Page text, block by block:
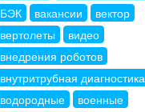
БЭК
вакансии
вектор
вертолеты
видео
внедрения роботов
внутритрубная диагностика
водородные
военные